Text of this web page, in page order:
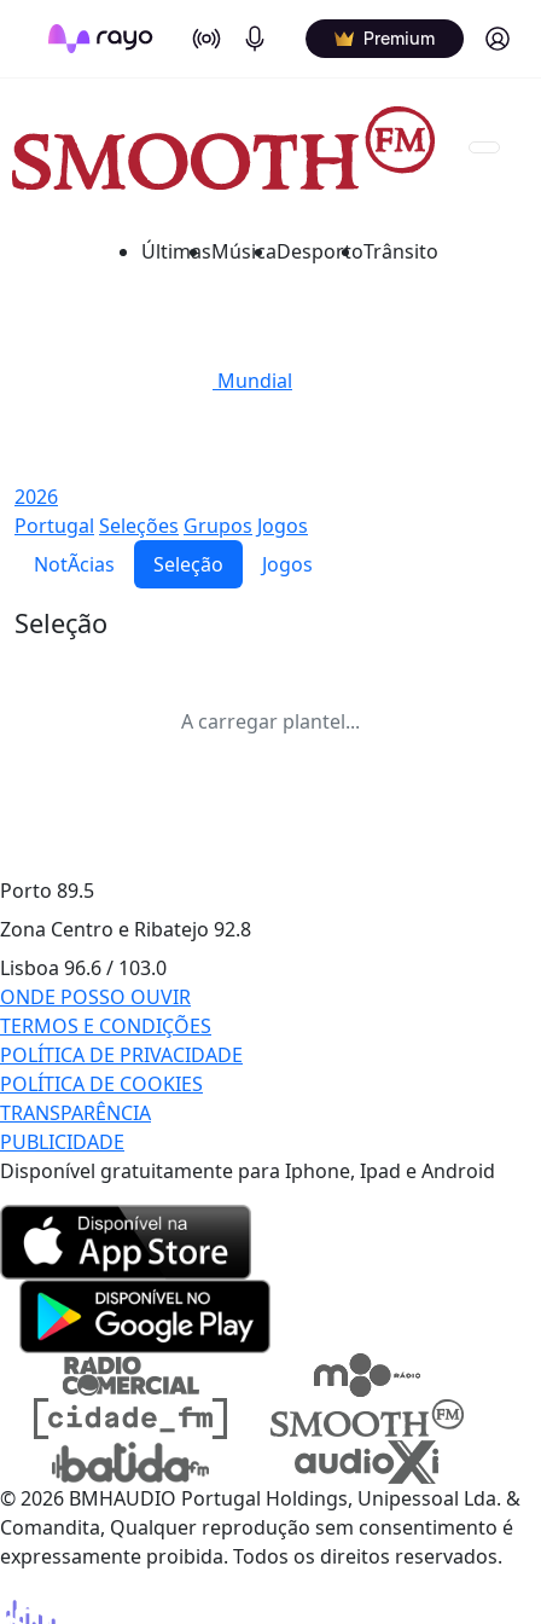
On Air Podcasts Premium Log in
ÚltimasMúsicaDesportoTrânsito
Mundial
2026
Portugal Seleções Grupos Jogos
NotÃ­cias
Seleção Jogos
Seleção
A carregar plantel...
Porto 89.5
Zona Centro e Ribatejo 92.8
Lisboa 96.6 / 103.0
ONDE POSSO OUVIR
TERMOS E CONDIÇÕES
POLÍTICA DE PRIVACIDADE
POLÍTICA DE COOKIES
TRANSPARÊNCIA
PUBLICIDADE
Disponível gratuitamente para Iphone, Ipad e Android
© 2026 BMHAUDIO Portugal Holdings, Unipessoal Lda. &
Comandita, Qualquer reprodução sem consentimento é
expressamente proibida. Todos os direitos reservados.